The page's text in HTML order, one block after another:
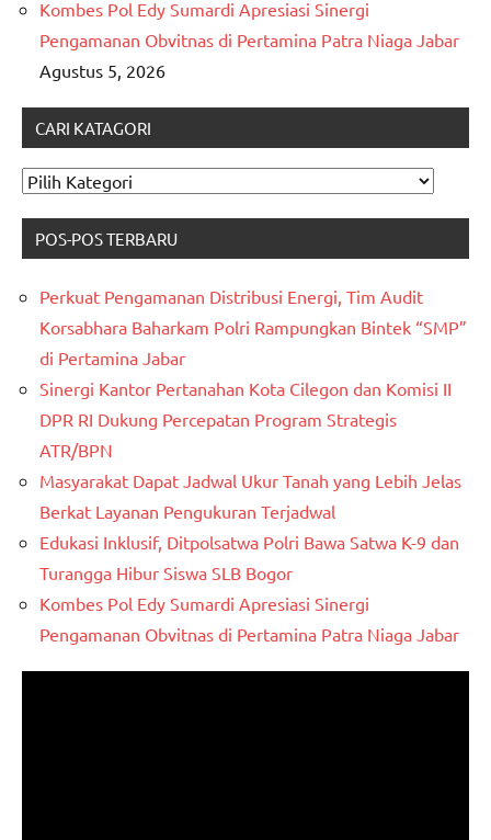
Kombes Pol Edy Sumardi Apresiasi Sinergi
Pengamanan Obvitnas di Pertamina Patra Niaga Jabar
Agustus 5, 2026
CARI KATAGORI
CARI
POS-POS TERBARU
Perkuat Pengamanan Distribusi Energi, Tim Audit
Korsabhara Baharkam Polri Rampungkan Bintek “SMP”
di Pertamina Jabar
Sinergi Kantor Pertanahan Kota Cilegon dan Komisi II
DPR RI Dukung Percepatan Program Strategis
ATR/BPN
Masyarakat Dapat Jadwal Ukur Tanah yang Lebih Jelas
Berkat Layanan Pengukuran Terjadwal
Edukasi Inklusif, Ditpolsatwa Polri Bawa Satwa K-9 dan
Turangga Hibur Siswa SLB Bogor
Kombes Pol Edy Sumardi Apresiasi Sinergi
Pengamanan Obvitnas di Pertamina Patra Niaga Jabar